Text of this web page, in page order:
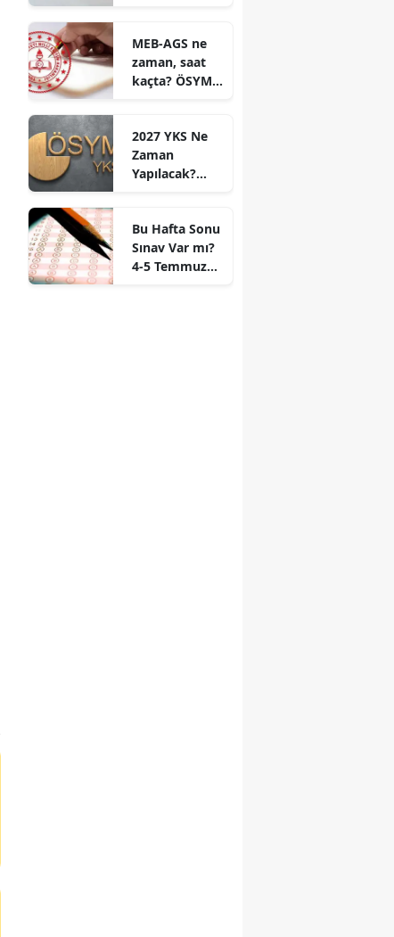
MEB-AGS ne
zaman, saat
kaçta? ÖSYM
duyurdu
2027 YKS Ne
Zaman
Yapılacak?
Tarih Belli
Oldu
Bu Hafta Sonu
Sınav Var mı?
4-5 Temmuz